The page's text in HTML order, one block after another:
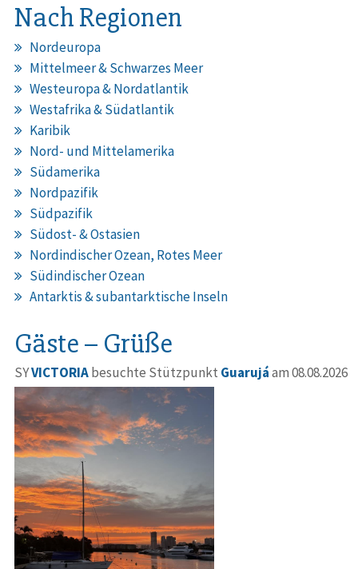
Nach Regionen
Nordeuropa
Mittelmeer & Schwarzes Meer
Westeuropa & Nordatlantik
Westafrika & Südatlantik
Karibik
Nord- und Mittelamerika
Südamerika
Nordpazifik
Südpazifik
Südost- & Ostasien
Nordindischer Ozean, Rotes Meer
Südindischer Ozean
Antarktis & subantarktische Inseln
Gäste – Grüße
SYVICTORIAbesuchte Stützpunkt Guarujáam 08.08.2026